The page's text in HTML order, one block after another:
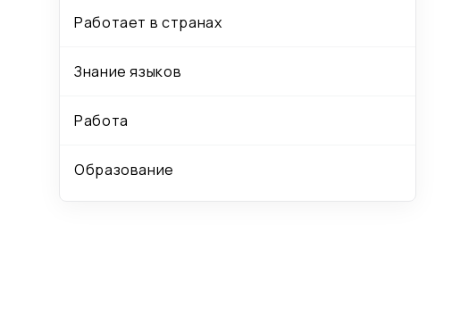
Работает в странах
Знание языков
Работа
Образование